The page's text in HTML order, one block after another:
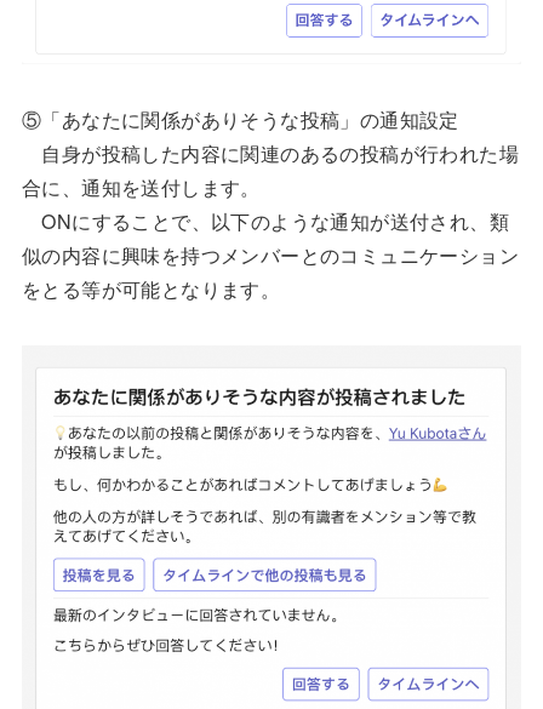
⑤「あなたに関係がありそうな投稿」の通知設定
自身が投稿した内容に関連のあるの投稿が行われた場
合に、通知を送付します。
ONにすることで、以下のような通知が送付され、類
似の内容に興味を持つメンバーとのコミュニケーション
をとる等が可能となります。